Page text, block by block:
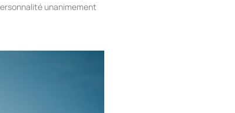
unanimement